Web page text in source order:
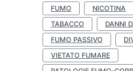
FUMO NICOTINA
TABACCO
DANNI
FUMO PASSIVO
VIETATO FUMARE